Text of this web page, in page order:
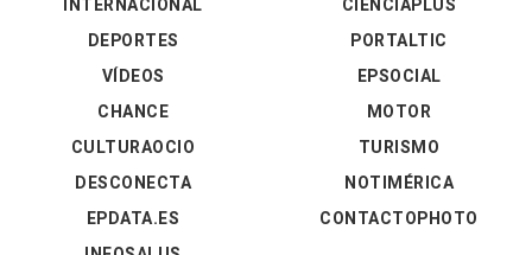
INTERNACIONAL
DEPORTES
VÍDEOS
CIENCIAPLUS
PORTALTIC
EPSOCIAL
CHANCE
CULTURAOCIO
DESCONECTA
EPDATA.ES
MOTOR
TURISMO
NOTIMÉRICA
CONTACTOPHOTO